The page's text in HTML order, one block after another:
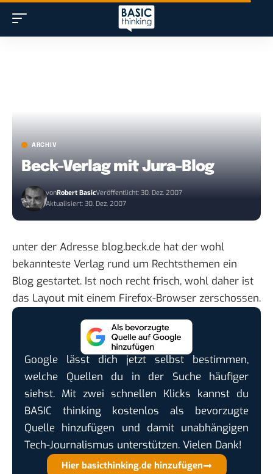
ARCHIV
Beck-Verlag mit Jura-Blog
vonRobert BasicVeröffentlicht: 30. Dez. 2007
Aktualisiert: 30. Dez. 2007
unter der Adresse blog.beck.de hat der wohl
bekannteste Verlag rund um Rechtsthemen ein
Blog gestartet. Ist noch recht frisch, wohl daher ist
das Layout mit einem Firefox-Browser zerschossen.
Google lässt dich jetzt selbst bestimmen,
welche Quellen du in der Suche häufiger
siehst. Mit zwei schnellen Klicks kannst du
BASIC thinking kostenlos als bevorzugte
Quelle hinzufügen und damit unabhängigen
Tech-Journalismus unterstützen. Vielen Dank!
Hier basicthinking.de hinzufügen